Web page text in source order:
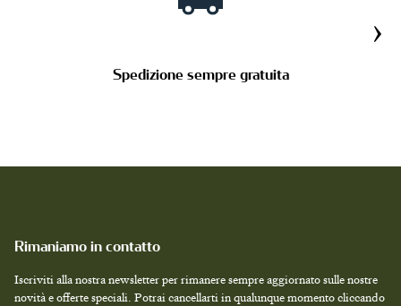
PORTA GIOIE
PRODOTTI SU MISURA
Spedizione sempre gratuita
›
Rimaniamo in contatto
Iscriviti alla nostra newsletter per rimanere sempre aggiornato sulle nostre
novità e offerte speciali. Potrai cancellarti in qualunque momento cliccando